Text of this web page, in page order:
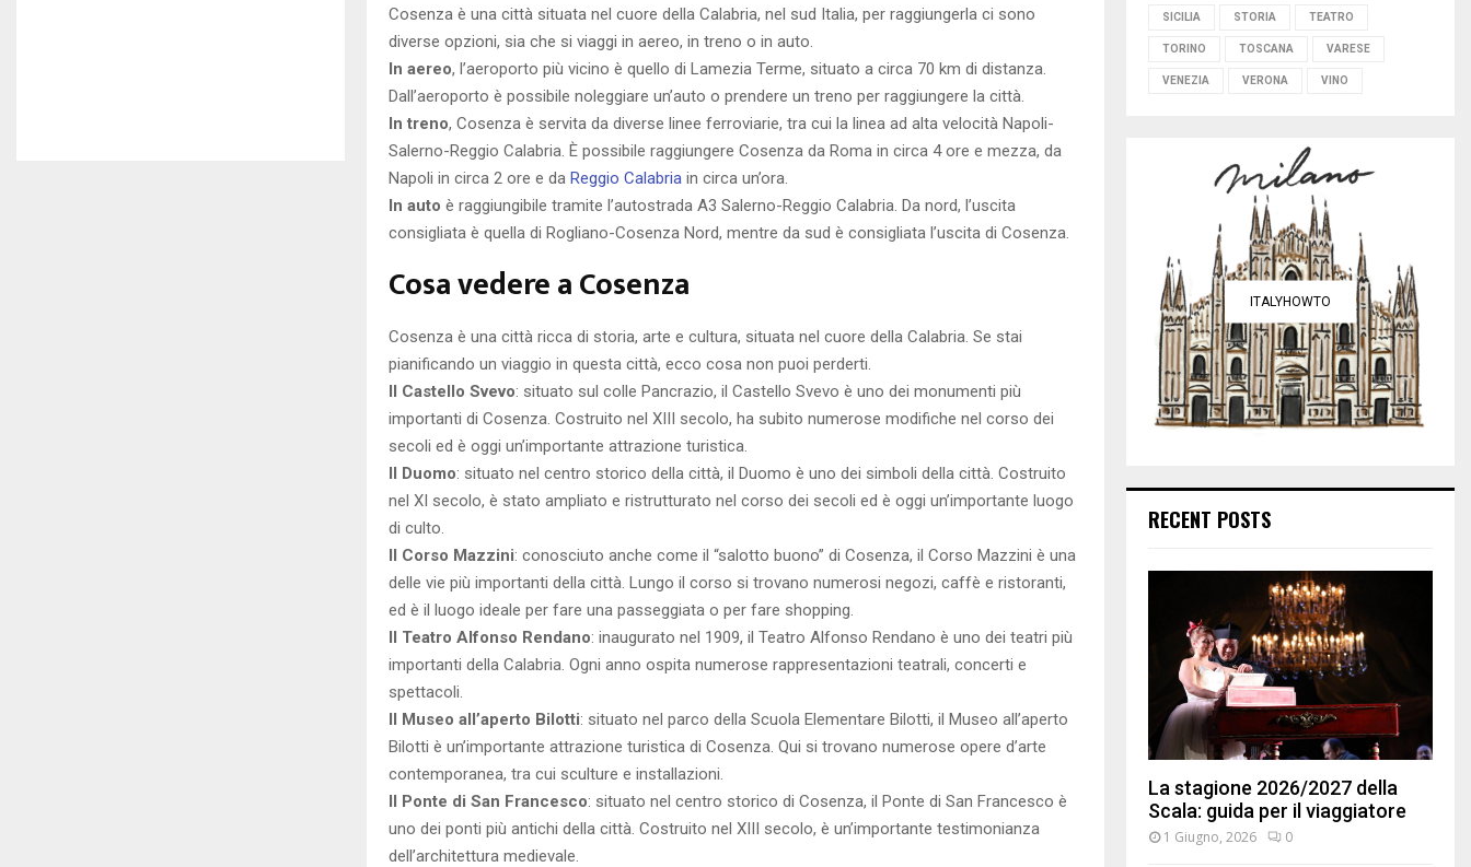
Cosenza è una città situata nel cuore della Calabria, nel sud Italia, per raggiungerla ci sono
diverse opzioni, sia che si viaggi in aereo, in treno o in auto.
In aereo, l’aeroporto più vicino è quello di Lamezia Terme, situato a circa 70 km di distanza.
Dall’aeroporto è possibile noleggiare un’auto o prendere un treno per raggiungere la città.
In treno, Cosenza è servita da diverse linee ferroviarie, tra cui la linea ad alta velocità Napoli-
Salerno-Reggio Calabria. È possibile raggiungere Cosenza da Roma in circa 4 ore e mezza, da
Napoli in circa 2 ore e da Reggio Calabria in circa un’ora.
In auto è raggiungibile tramite l’autostrada A3 Salerno-Reggio Calabria. Da nord, l’uscita
consigliata è quella di Rogliano-Cosenza Nord, mentre da sud è consigliata l’uscita di Cosenza.
Cosa vedere a Cosenza
Cosenza è una città ricca di storia, arte e cultura, situata nel cuore della Calabria. Se stai
pianificando un viaggio in questa città, ecco cosa non puoi perderti.
Il Castello Svevo: situato sul colle Pancrazio, il Castello Svevo è uno dei monumenti più
importanti di Cosenza. Costruito nel XIII secolo, ha subito numerose modifiche nel corso dei
secoli ed è oggi un’importante attrazione turistica.
Il Duomo: situato nel centro storico della città, il Duomo è uno dei simboli della città. Costruito
nel XI secolo, è stato ampliato e ristrutturato nel corso dei secoli ed è oggi un’importante luogo
di culto.
Il Corso Mazzini: conosciuto anche come il “salotto buono” di Cosenza, il Corso Mazzini è una
delle vie più importanti della città. Lungo il corso si trovano numerosi negozi, caffè e ristoranti,
ed è il luogo ideale per fare una passeggiata o per fare shopping.
Il Teatro Alfonso Rendano: inaugurato nel 1909, il Teatro Alfonso Rendano è uno dei teatri più
importanti della Calabria. Ogni anno ospita numerose rappresentazioni teatrali, concerti e
spettacoli.
Il Museo all’aperto Bilotti: situato nel parco della Scuola Elementare Bilotti, il Museo all’aperto
Bilotti è un’importante attrazione turistica di Cosenza. Qui si trovano numerose opere d’arte
contemporanea, tra cui sculture e installazioni.
Il Ponte di San Francesco: situato nel centro storico di Cosenza, il Ponte di San Francesco è
uno dei ponti più antichi della città. Costruito nel XIII secolo, è un’importante testimonianza
dell’architettura medievale.
SICILIA STORIA TEATRO
TORINO TOSCANA VARESE
VENEZIA VERONA VINO
ITALYHOWTO
RECENT POSTS
La stagione 2026/2027 della
Scala: guida per il viaggiatore
1 Giugno, 2026 0